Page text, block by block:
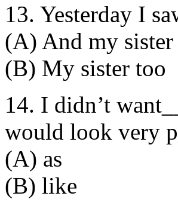
13. Yesterday I
(A) And my
(B) My sister
14. I didn’t
would look very
(A) as
(B) like